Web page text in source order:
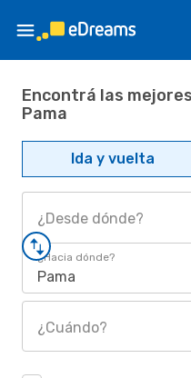
Encontrá las
Pama
Ida y vuelta
¿Desde dónde?
¿Hacia dónde?
Pama
¿Cuándo?